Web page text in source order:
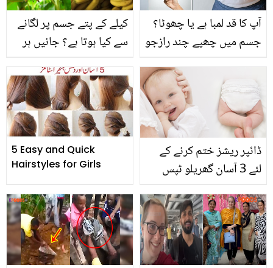
کیلے کے پتے جسم پر لگانے
سے کیا ہوتا ہے؟ جانیں ہر
سے متعلق دلچسپ حقائق
آپ کا قد لمبا ہے یا چھوٹا؟
جسم میں چھپے چند رازجو
بتاتے ہیں
5 Easy and Quick
Hairstyles for Girls
ڈائپر ریشز ختم کرنے کے
لئے 3 آسان گھریلو ٹپس